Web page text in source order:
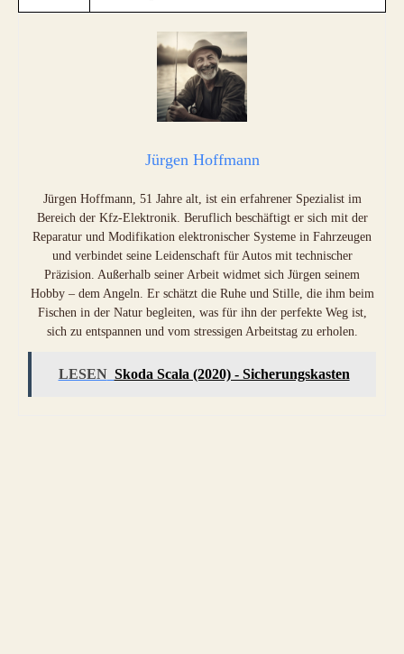
Jürgen Hoffmann
Jürgen Hoffmann, 51 Jahre alt, ist ein erfahrener Spezialist im
Bereich der Kfz-Elektronik. Beruflich beschäftigt er sich mit der
Reparatur und Modifikation elektronischer Systeme in Fahrzeugen
und verbindet seine Leidenschaft für Autos mit technischer
Präzision. Außerhalb seiner Arbeit widmet sich Jürgen seinem
Hobby – dem Angeln. Er schätzt die Ruhe und Stille, die ihm beim
Fischen in der Natur begleiten, was für ihn der perfekte Weg ist,
sich zu entspannen und vom stressigen Arbeitstag zu erholen.
LESEN Skoda Scala (2020) - Sicherungskasten